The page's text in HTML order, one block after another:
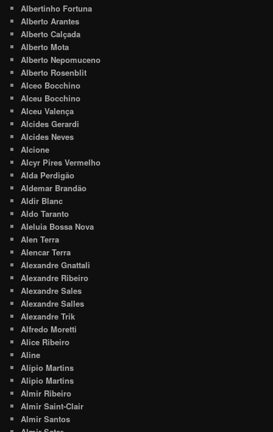
Albertinho Fortuna
Alberto Arantes
Alberto Calçada
Alberto Mota
Alberto Nepomuceno
Alberto Rosenblit
Alceo Bocchino
Alceu Bocchino
Alceu Valença
Alcides Gerardi
Alcides Neves
Alcione
Alcyr Pires Vermelho
Alda Perdigão
Aldemar Brandão
Aldir Blanc
Aldo Taranto
Aleluia Bossa Nova
Alen Terra
Alencar Terra
Alexandre Gnattali
Alexandre Ribeiro
Alexandre Sales
Alexandre Salles
Alexandre Trik
Alfredo Moretti
Alice Ribeiro
Aline
Alípio Martins
Alipio Martins
Almir Ribeiro
Almir Saint-Clair
Almir Santos